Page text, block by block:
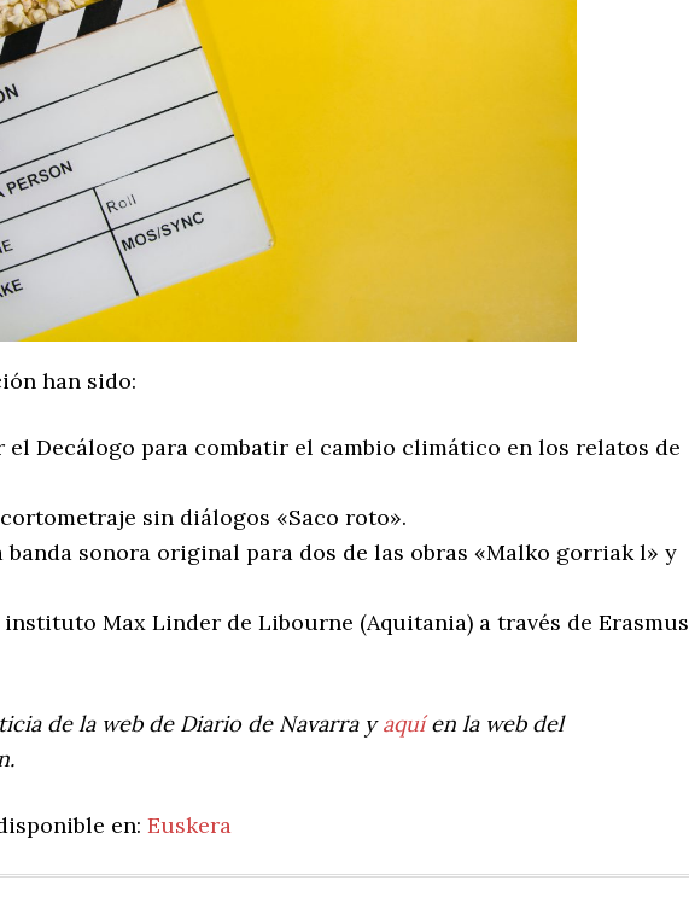
han sido:
Decálogo para combatir el cambio climático en los relatos de
sin diálogos «Saco roto».
sonora original para dos de las obras «Malko gorriak l» y
Max Linder de Libourne (Aquitania) a través de Erasmus
de la web de Diario de Navarra yaquíen la web del
en: Euskera